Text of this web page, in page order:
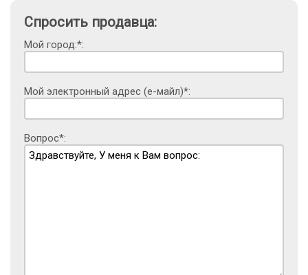
Спросить продавца:
Мой город:*:
Мой электронный адрес (е-майл)*:
Вопрос*: